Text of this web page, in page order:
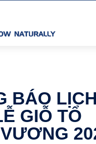
BÁO LỊCH
GIỖ TỔ